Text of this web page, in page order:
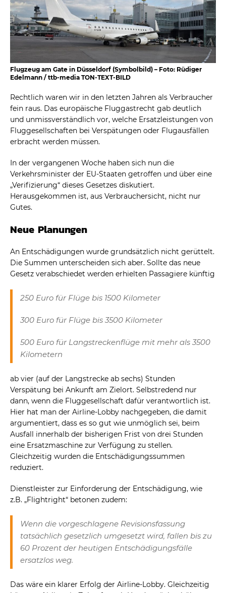
Flugzeug am Gate in Düsseldorf (Symbolbild) – Foto: Rüdiger
Edelmann / ttb-media TON-TEXT-BILD
Rechtlich waren wir in den letzten Jahren als Verbraucher
fein raus. Das europäische Fluggastrecht gab deutlich
und unmissverständlich vor, welche Ersatzleistungen von
Fluggesellschaften bei Verspätungen oder Flugausfällen
erbracht werden müssen.
In der vergangenen Woche haben sich nun die
Verkehrsminister der EU-Staaten getroffen und über eine
„Verifizierung“ dieses Gesetzes diskutiert.
Herausgekommen ist, aus Verbrauchersicht, nicht nur
Gutes.
Neue Planungen
An Entschädigungen wurde grundsätzlich nicht gerüttelt.
Die Summen unterscheiden sich aber. Sollte das neue
Gesetz verabschiedet werden erhielten Passagiere künftig
250 Euro für Flüge bis 1500 Kilometer
300 Euro für Flüge bis 3500 Kilometer
500 Euro für Langstreckenflüge mit mehr als 3500
Kilometern
ab vier (auf der Langstrecke ab sechs) Stunden
Verspätung bei Ankunft am Zielort. Selbstredend nur
dann, wenn die Fluggesellschaft dafür verantwortlich ist.
Hier hat man der Airline-Lobby nachgegeben, die damit
argumentiert, dass es so gut wie unmöglich sei, beim
Ausfall innerhalb der bisherigen Frist von drei Stunden
eine Ersatzmaschine zur Verfügung zu stellen.
Gleichzeitig wurden die Entschädigungssummen
reduziert.
Dienstleister zur Einforderung der Entschädigung, wie
z.B. „Flightright“ betonen zudem:
Wenn die vorgeschlagene Revisionsfassung
tatsächlich gesetzlich umgesetzt wird, fallen bis zu
60 Prozent der heutigen Entschädigungsfälle
ersatzlos weg.
Das wäre ein klarer Erfolg der Airline-Lobby. Gleichzeitig